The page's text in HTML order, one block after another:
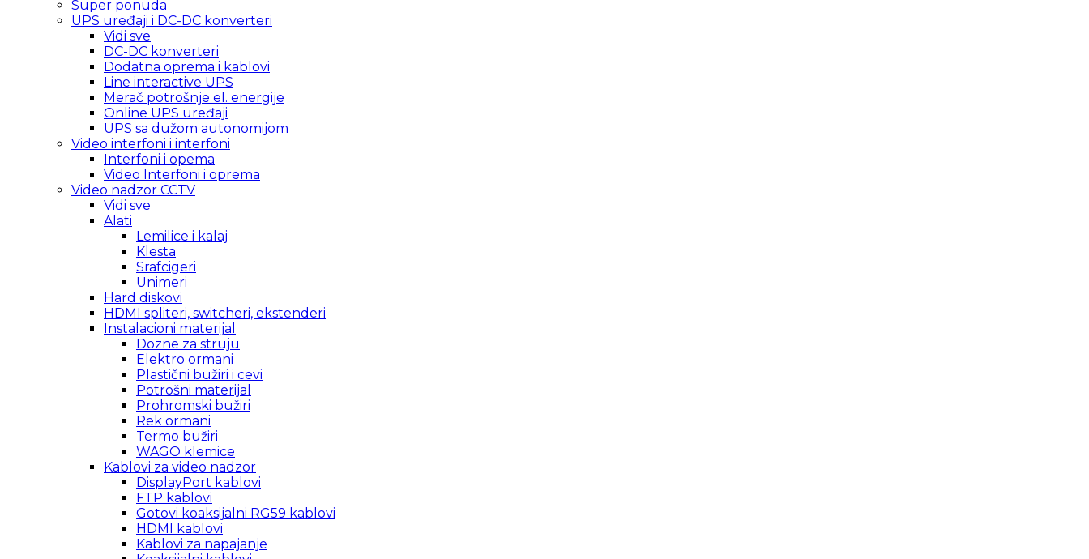
Super ponuda
UPS uređaji i DC-DC konverteri
Vidi sve
DC-DC konverteri
Dodatna oprema i kablovi
Line interactive UPS
Merač potrošnje el. energije
Online UPS uređaji
UPS sa dužom autonomijom
Video interfoni i interfoni
Interfoni i opema
Video Interfoni i oprema
Video nadzor CCTV
Vidi sve
Alati
Lemilice i kalaj
Klesta
Srafcigeri
Unimeri
Hard diskovi
HDMI spliteri, switcheri, ekstenderi
Instalacioni materijal
Dozne za struju
Elektro ormani
Plastični bužiri i cevi
Potrošni materijal
Prohromski bužiri
Rek ormani
Termo bužiri
WAGO klemice
Kablovi za video nadzor
DisplayPort kablovi
FTP kablovi
Gotovi koaksijalni RG59 kablovi
HDMI kablovi
Kablovi za napajanje